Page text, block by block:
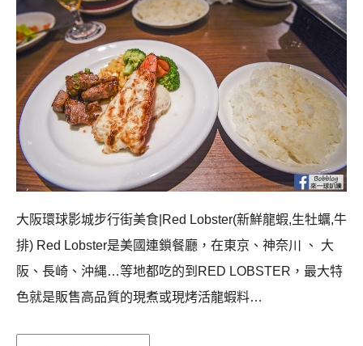
大阪環球影城步行街美食|Red Lobster(新鮮龍蝦,生牡蠣,牛
排) Red Lobster是美國連鎖餐廳，在東京、神奈川 、 大
阪、長崎、沖縄…等地都吃的到RED LOBSTER，最大特
色就是販售高品質的現煮或現烤活龍蝦料…